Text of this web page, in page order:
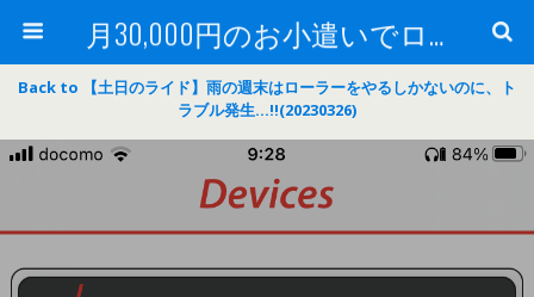
月30,000円のお小遣いでロードバイク
Back to 【土日のライド】雨の週末はローラーをやるしかないのに、ト
ラブル発生…‼(20230326)